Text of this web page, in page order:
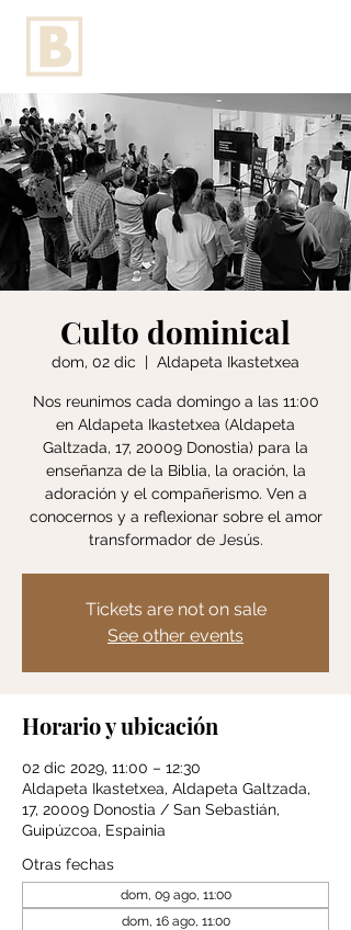
Culto dominical
dom, 02 dic
  |
Aldapeta Ikastetxea
Nos reunimos cada domingo a las 11:00
en Aldapeta Ikastetxea (Aldapeta
Galtzada, 17, 20009 Donostia) para la
enseñanza de la Biblia, la oración, la
adoración y el compañerismo. Ven a
conocernos y a reflexionar sobre el amor
transformador de Jesús.
Tickets are not on sale
See other events
Horario y ubicación
02 dic 2029, 11:00 – 12:30
Aldapeta Ikastetxea, Aldapeta Galtzada,
17, 20009 Donostia / San Sebastián,
Guipúzcoa, Espainia
Otras fechas
dom, 09 ago, 11:00
dom, 16 ago, 11:00